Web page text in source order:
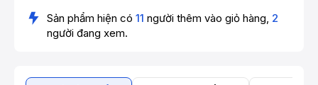
Sản phẩm hiện có 11 người thêm vào giỏ hàng, 2
người đang xem.